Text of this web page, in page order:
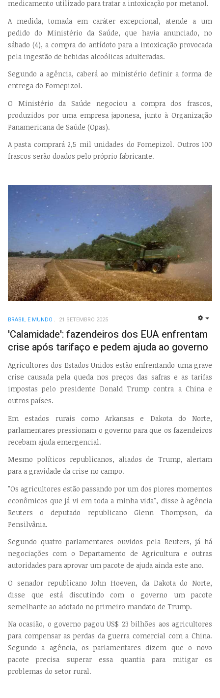
medicamento utilizado para tratar a intoxicação por metanol.
A medida, tomada em caráter excepcional, atende a um
pedido do Ministério da Saúde, que havia anunciado, no
sábado (4), a compra do antídoto para a intoxicação provocada
pela ingestão de bebidas alcoólicas adulteradas.
Segundo a agência, caberá ao ministério definir a forma de
entrega do Fomepizol.
O Ministério da Saúde negociou a compra dos frascos,
produzidos por uma empresa japonesa, junto à Organização
Panamericana de Saúde (Opas).
A pasta comprará 2,5 mil unidades do Fomepizol. Outros 100
frascos serão doados pelo próprio fabricante.
BRASIL E MUNDO 21 SETEMBRO 2025
'Calamidade': fazendeiros dos EUA enfrentam
crise após tarifaço e pedem ajuda ao governo
Agricultores dos Estados Unidos estão enfrentando uma grave
crise causada pela queda nos preços das safras e as tarifas
impostas pelo presidente Donald Trump contra a China e
outros países.
Em estados rurais como Arkansas e Dakota do Norte,
parlamentares pressionam o governo para que os fazendeiros
recebam ajuda emergencial.
Mesmo políticos republicanos, aliados de Trump, alertam
para a gravidade da crise no campo.
"Os agricultores estão passando por um dos piores momentos
econômicos que já vi em toda a minha vida", disse à agência
Reuters o deputado republicano Glenn Thompson, da
Pensilvânia.
Segundo quatro parlamentares ouvidos pela Reuters, já há
negociações com o Departamento de Agricultura e outras
autoridades para aprovar um pacote de ajuda ainda este ano.
O senador republicano John Hoeven, da Dakota do Norte,
disse que está discutindo com o governo um pacote
semelhante ao adotado no primeiro mandato de Trump.
Na ocasião, o governo pagou US$ 23 bilhões aos agricultores
para compensar as perdas da guerra comercial com a China.
Segundo a agência, os parlamentares dizem que o novo
pacote precisa superar essa quantia para mitigar os
problemas do setor rural.